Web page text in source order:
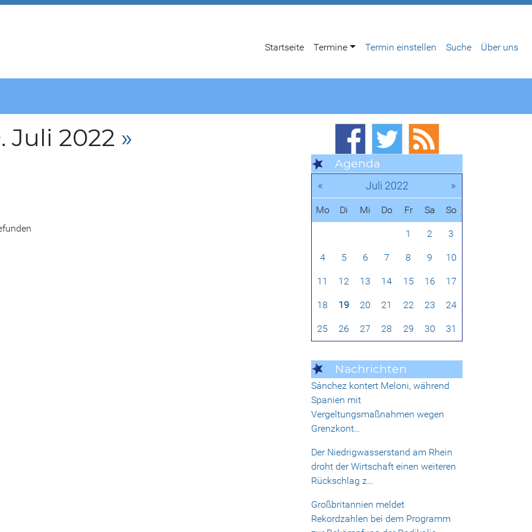
Startseite Termine Termin einstellen Suche Über uns
Juli 2022 »
Agenda
« Juli 2022 »
Mo Di Mi Do Fr Sa So
1 2 3
4 5 6 7 8 9 10
11 12 13 14 15 16 17
18 19 20 21 22 23 24
25 26 27 28 29 30 31
Nachrichten
Sánchez kontert Meloni, während
Spanien mit
Vergeltungsmaßnahmen wegen
Grenzkont…
Der Niedrigwasserstand am Rhein
droht der Wirtschaft einen weiteren
Rückschlag z…
Großbritannien meldet
Rekordzahlen bei dem Programm